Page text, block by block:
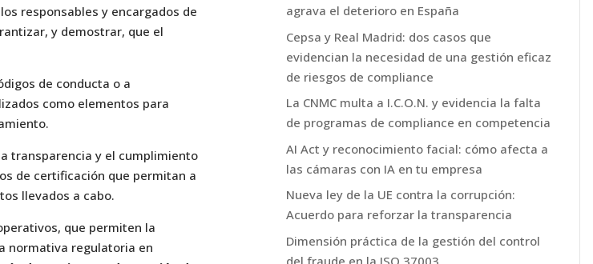
responsables y encargados de
y demostrar, que el
de conducta o a
como elementos para
transparencia y el cumplimiento
de certificación que permitan a
llevados a cabo.
que permiten la
normativa regulatoria en
agrava el deterioro en España
Cepsa y Real Madrid: dos casos que
evidencian la necesidad de una gestión eficaz
de riesgos de compliance
La CNMC multa a I.C.O.N. y evidencia la falta
de programas de compliance en competencia
AI Act y reconocimiento facial: cómo afecta a
las cámaras con IA en tu empresa
Nueva ley de la UE contra la corrupción:
Acuerdo para reforzar la transparencia
Dimensión práctica de la gestión del control
del fraude en la ISO 37003